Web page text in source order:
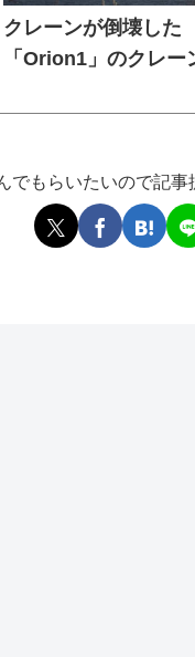
クレーンが倒壊した
「Orion1」のクレー
でもらいたいので記